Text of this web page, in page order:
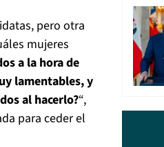
pero otra
mujeres
a la hora de
lamentables, y
al hacerlo?“,
para ceder el